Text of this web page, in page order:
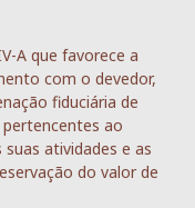
A que favorece a
com o devedor,
fiduciária de
ao
atividades e as
do valor de